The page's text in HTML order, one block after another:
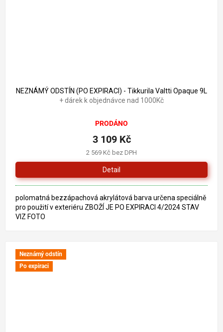
NEZNÁMÝ ODSTÍN (PO EXPIRACI) - Tikkurila Valtti Opaque 9L
+ dárek k objednávce nad 1000Kč
PRODÁNO
2 569 Kč bez DPH
3 109 Kč
Detail
polomatná bezzápachová akrylátová barva určena speciálně
pro použití v exteriéru ZBOŽÍ JE PO EXPIRACI 4/2024 STAV
VIZ FOTO
Neznámý odstín
Po expiraci